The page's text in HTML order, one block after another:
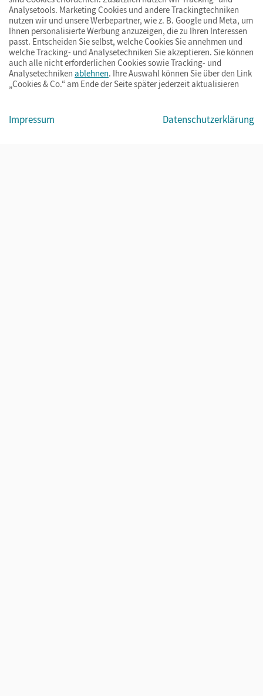
© Cornelsen Verlag 2026
ImpressumAGBDatenschutzBarrierefreiheitCookies & Co.
Analysetools. Marketing Cookies und andere Trackingtechniken
nutzen wir und unsere Werbepartner, wie z. B. Google und Meta, um
Ihnen personalisierte Werbung anzuzeigen, die zu Ihren Interessen
passt. Entscheiden Sie selbst, welche Cookies Sie annehmen und
welche Tracking- und Analysetechniken Sie akzeptieren. Sie können
auch alle nicht erforderlichen Cookies sowie Tracking- und
Analysetechniken ablehnen. Ihre Auswahl können Sie über den Link
„Cookies & Co.“ am Ende der Seite später jederzeit aktualisieren
Impressum Datenschutzerklärung